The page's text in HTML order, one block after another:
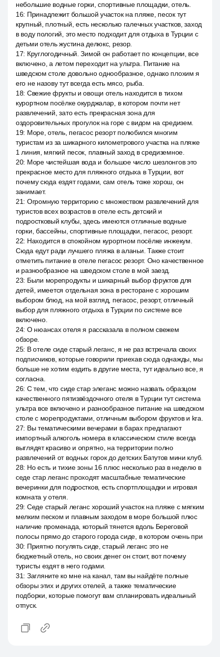
небольшие водные горки, спортивные площадки, отель.
16: Принадлежит большой участок на пляже, песок тут
крупный, плотный, есть несколько галечных участков, заход
в воду пологий, это место подходит для отдыха в Турции с
детьми отель жустина делюкс, резор.
17: Круглогодичный. Зимой он работает по концепции, все
включено, а летом переходит на ультра. Питание на
шведском столе довольно однообразное, однако плохим я
его не назову тут всегда есть мясо, рыба.
18: Свежие фрукты и овощи отель находится в тихом
курортном посёлке окурджалар, в котором почти нет
развлечений, зато есть прекрасная зона для
оздоровительных прогулок на горе с видом на средизем.
19: Море, отель, пегасос резорт полюбился многим
туристам из за шикарного километрового участка на пляже
1 линия, мягкий песок, плавный заход в средиземное.
20: Море чистейшая вода и большое число шезлонгов это
прекрасное место для пляжного отдыха в Турции, вот
почему сюда ездят годами, сам отель тоже хорош, он
занимает.
21: Огромную территорию с множеством развлечений для
туристов всех возрастов в отеле есть детский и
подростковый клубы, здесь имеются отличные водные
горки, бассейны, спортивные площадки, пегасос, резорт.
22: Находится в спокойном курортном посёлке инжекум.
Сюда едут ради лучшего пляжа в аланьи. Также стоит
отметить питание в отеле пегасос резорт. Оно качественное
и разнообразное на шведском столе в мой заезд.
23: Были морепродукты и шикарный выбор фруктов для
детей, имеется отдельная зона в ресторане с хорошим
выбором блюд, на мой взгляд, пегасос, резорт, отличный
выбор для пляжного отдыха в Турции по системе все
включено.
24: О нюансах отеля я рассказала в полном свежем
обзоре.
25: В отеле сиде старый леганс, я не раз встречала своих
подписчиков, которые говорили приехав сюда однажды, мы
больше не хотим ездить в другие места, тут идеально все, я
согласна.
26: С тем, что сиде стар элеганс можно назвать образцом
качественного пятизвёздочного отеля в Турции тут система
ультра все включено и разнообразное питание на шведском
столе с морепродуктами, отличным выбором фруктов и kra.
27: Вы тематическими вечерами в барах предлагают
импортный алкоголь номера в классическом стиле всегда
выглядят красиво и опрятно, на территории полно
развлечений от водных горок до детских Батутов мини клуб.
28: Но есть и тихие зоны 16 плюс несколько раз в неделю в
седе стар леганс проходят масштабные тематические
вечеринки для подростков, есть спортплощадки и игровая
комната у отеля.
29: Седе старый леганс хороший участок на пляже с мягким
мелким песком и плавным заходом в море большой плюс
наличие променада, который тянется вдоль Береговой
полосы прямо до старого города сиде, в котором очень при
30: Приятно погулять сиде, старый леганс это не
бюджетный отель, но своих денег он стоит, вот почему
туристы ездят в него годами.
31: Загляните ко мне на канал, там вы найдёте полные
обзоры этих и других отелей, а также тематические
подборки, которые помогут вам спланировать идеальный
отпуск.